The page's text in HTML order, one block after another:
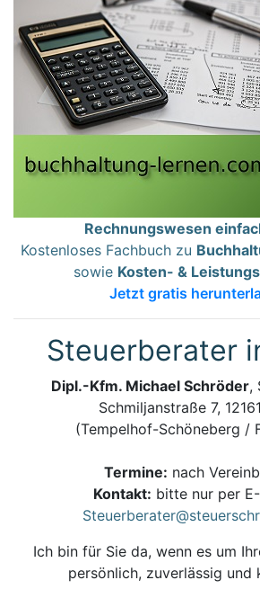
Rechnungswesen
Kostenloses Fachbuch zu
sowie Kosten- &
Jetzt gratis
Steuerberater
Dipl.-Kfm. Michael Schröder,
Schmiljanstraße 7,
(Tempelhof-Schöneberg /
Termine: nach
Kontakt: bitte nur per
Ich bin für Sie da, wenn es um
persönlich, zuverlässig und